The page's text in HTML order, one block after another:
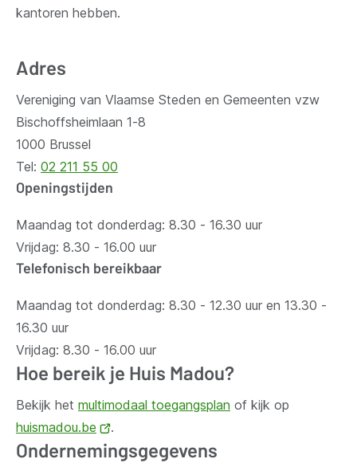
kantoren hebben.
Adres
Vereniging van Vlaamse Steden en Gemeenten vzw
Bischoffsheimlaan 1-8
1000 Brussel
Tel: 02 211 55 00
Openingstijden
Maandag tot donderdag: 8.30 - 16.30 uur
Vrijdag: 8.30 - 16.00 uur
Telefonisch bereikbaar
Maandag tot donderdag: 8.30 - 12.30 uur en 13.30 -
16.30 uur
Vrijdag: 8.30 - 16.00 uur
Hoe bereik je Huis Madou?
Bekijk het multimodaal toegangsplan of kijk op
huismadou.be
(opent
nieuw
.
Ondernemingsgegevens